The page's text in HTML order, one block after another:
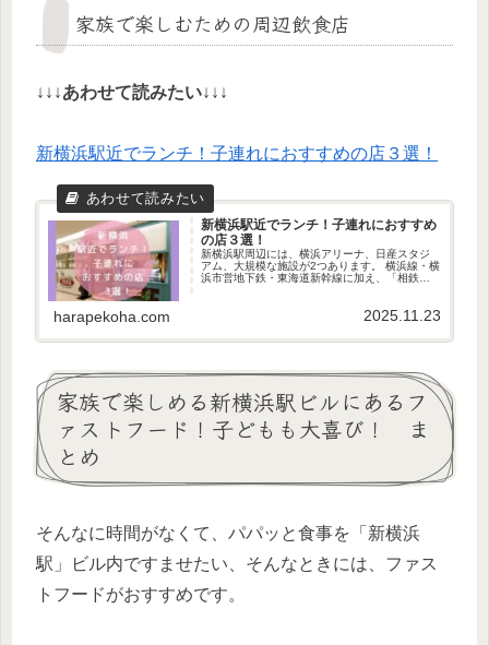
家族で楽しむための周辺飲食店
↓↓↓あわせて読みたい↓↓↓
新横浜駅近でランチ！子連れにおすすめの店３選！
新横浜駅近でランチ！子連れにおすすめ
の店３選！
新横浜駅周辺には、横浜アリーナ、日産スタジ
アム、大規模な施設が2つあります。 横浜線・横
浜市営地下鉄・東海道新幹線に加え、「相鉄・
harapekoha.com 2025.11.23
家族で楽しめる新横浜駅ビルにあるフ
ァストフード！子どもも大喜び！ ま
とめ
そんなに時間がなくて、パパッと食事を「新横浜
駅」ビル内ですませたい、そんなときには、ファス
トフードがおすすめです。